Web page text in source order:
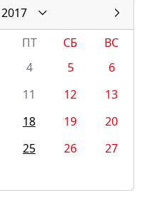
2017
ПТ СБ
ВС
4 5
6
11 12
13
18 19
20
25 26
27